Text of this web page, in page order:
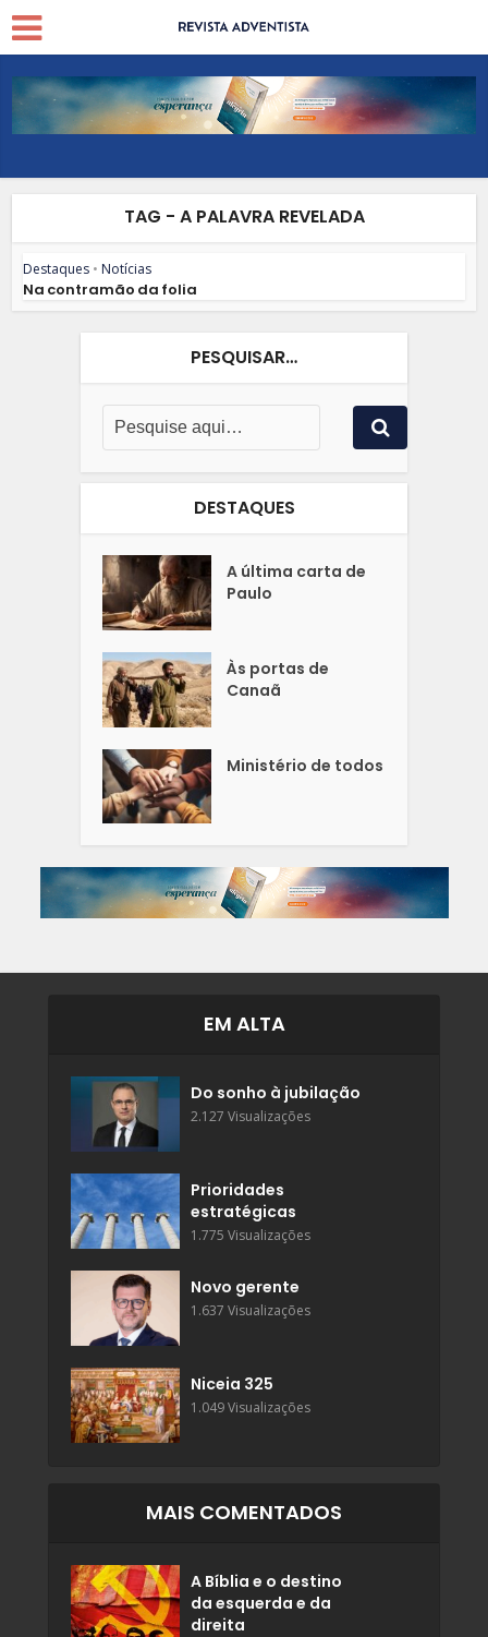
TAG - A PALAVRA REVELADA
Destaques • Notícias
Na contramão da folia
PESQUISAR…
DESTAQUES
A última carta de
Paulo
Às portas de
Canaã
Ministério de todos
EM ALTA
Do sonho à jubilação
2.127 Visualizações
Prioridades
estratégicas
1.775 Visualizações
Novo gerente
1.637 Visualizações
Niceia 325
1.049 Visualizações
MAIS COMENTADOS
A Bíblia e o destino
da esquerda e da
direita